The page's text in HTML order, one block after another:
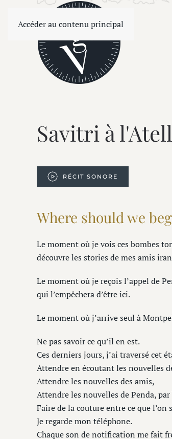
Accéder au contenu principal
Savitri à
RÉCIT SONORE
Where should we
Le moment où je vois ces bombes
découvre les stories de mes amis
Le moment où je reçois l’appel de
qui l’empêchera d’être ici.
Le moment où j’arrive seul à
Ne pas savoir ce qu’il en est.
Ces derniers jours, j’ai traversé cet
Attendre en écoutant les nouvelles
Attendre les nouvelles des amis,
Attendre les nouvelles de Penda,
Faire de la couture entre ce que l’on
Je regarde mon téléphone.
Chaque son de notification me fait